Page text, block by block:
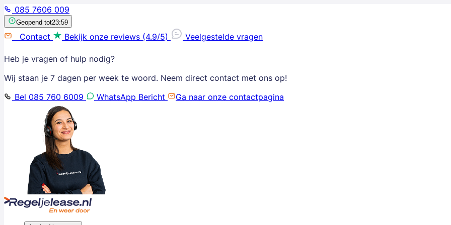
085 7606 009
Geopend tot23:59
Contact Bekijk onze reviews (4.9/5)
Veelgestelde vragen
Heb je vragen of hulp nodig?
Wij staan je 7 dagen per week te woord. Neem direct contact met ons op!
Bel 085 760 6009
WhatsApp Bericht Ga naar onze contactpagina